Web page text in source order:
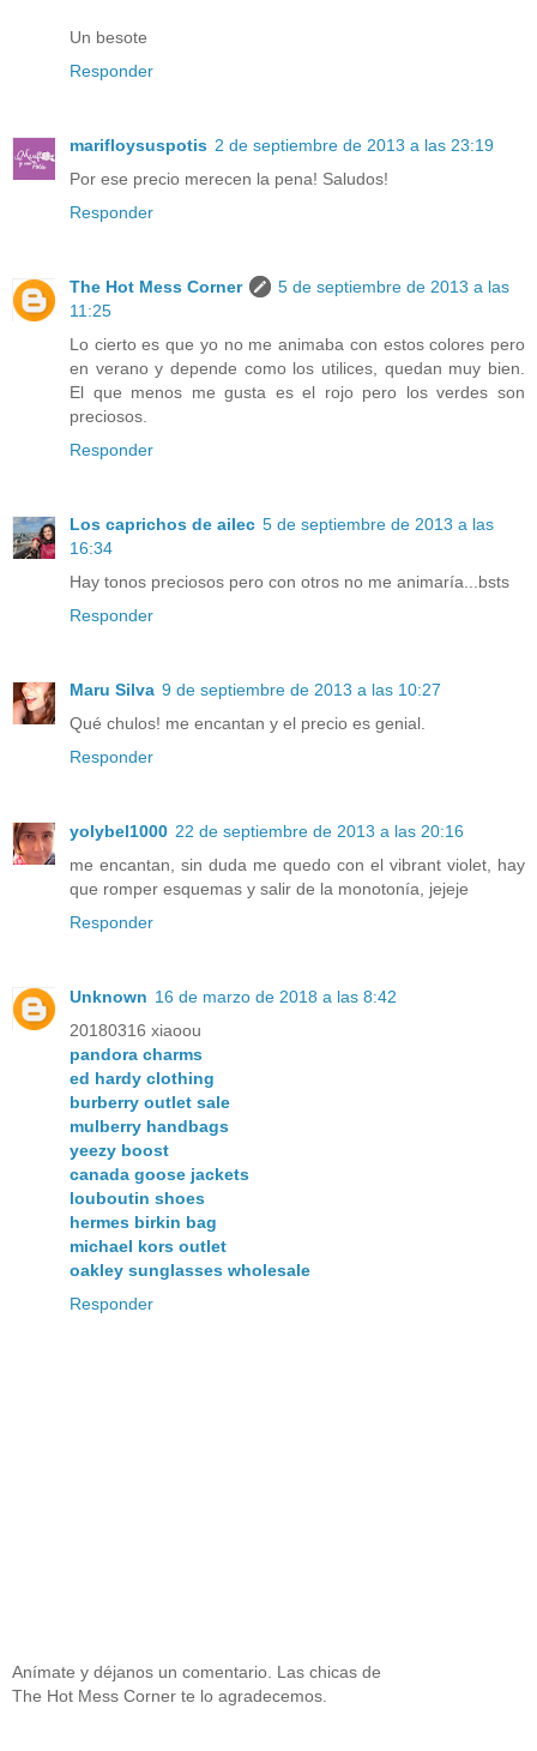
Un besote
Responder
marifloysuspotis 2 de septiembre de 2013 a las 23:19
Por ese precio merecen la pena! Saludos!
Responder
The Hot Mess Corner
5 de septiembre de 2013 a las
11:25
Lo cierto es que yo no me animaba con estos colores pero
en verano y depende como los utilices, quedan muy bien.
El que menos me gusta es el rojo pero los verdes son
preciosos.
Responder
Los caprichos de ailec 5 de septiembre de 2013 a las
16:34
Hay tonos preciosos pero con otros no me animaría...bsts
Responder
Maru Silva 9 de septiembre de 2013 a las 10:27
Qué chulos! me encantan y el precio es genial.
Responder
yolybel1000 22 de septiembre de 2013 a las 20:16
me encantan, sin duda me quedo con el vibrant violet, hay
que romper esquemas y salir de la monotonía, jejeje
Responder
Unknown 16 de marzo de 2018 a las 8:42
20180316 xiaoou
pandora charms
ed hardy clothing
burberry outlet sale
mulberry handbags
yeezy boost
canada goose jackets
louboutin shoes
hermes birkin bag
michael kors outlet
oakley sunglasses wholesale
Responder
Anímate y déjanos un comentario. Las chicas de
The Hot Mess Corner te lo agradecemos.